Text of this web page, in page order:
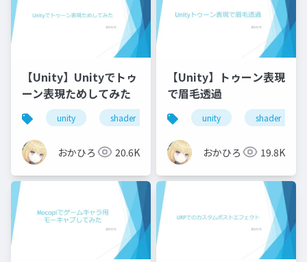
【Unity】Unityでトゥ
ーン表現ためしてみた
unity shader
おかひろ 20.6K
【Unity】トゥーン表現
で眉毛透過
unity shader
おかひろ 19.8K